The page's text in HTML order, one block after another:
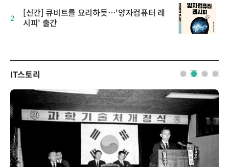
2
[신간] 큐비트를 요리하듯…'양자컴퓨터 레
시피' 출간
IT스토리